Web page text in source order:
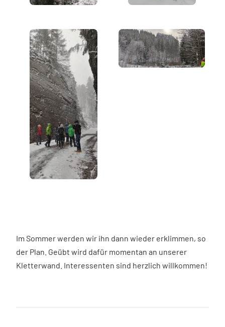
Im Sommer werden wir ihn dann wieder erklimmen, so
der Plan. Geübt wird dafür momentan an unserer
Kletterwand. Interessenten sind herzlich willkommen!